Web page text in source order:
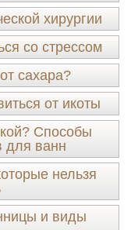
хирургии
со стрессом
сахара?
от икоты
Способы
для ванн
нельзя
и виды